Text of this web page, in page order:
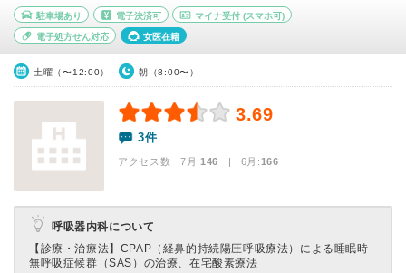
駐車場あり 電子決済可 マイナ受付 (スマホ可)
電子処方せん対応 女医在籍
土曜（〜12:00） 朝（8:00〜）
3.69
3件
アクセス数 7月:146 | 6月:166
呼吸器内科について
【診療・治療法】 CPAP（経鼻的持続陽圧呼吸療法）による睡眠時
無呼吸症候群（SAS）の治療、在宅酸素療法